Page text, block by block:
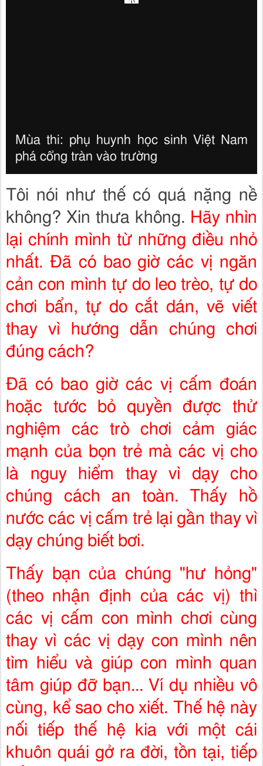
Mùa thi: phụ huynh học sinh Việt Nam
phá cổng tràn vào trường
Tôi nói như thế có quá nặng nề
không? Xin thưa không. Hãy nhìn
lại chính mình từ những điều nhỏ
nhất. Đã có bao giờ các vị ngăn
cản con mình tự do leo trèo, tự do
chơi bẩn, tự do cắt dán, vẽ viết
thay vì hướng dẫn chúng chơi
đúng cách?
Đã có bao giờ các vị cấm đoán
hoặc tước bỏ quyền được thử
nghiệm các trò chơi cảm giác
mạnh của bọn trẻ mà các vị cho
là nguy hiểm thay vì dạy cho
chúng cách an toàn. Thấy hồ
nước các vị cấm trẻ lại gần thay vì
dạy chúng biết bơi.
Thấy bạn của chúng "hư hỏng"
(theo nhận định của các vị) thì
các vị cấm con mình chơi cùng
thay vì các vị dạy con mình nên
tìm hiểu và giúp con mình quan
tâm giúp đỡ bạn... Ví dụ nhiều vô
cùng, kể sao cho xiết. Thế hệ này
nối tiếp thế hệ kia với một cái
khuôn quái gở ra đời, tồn tại, tiếp